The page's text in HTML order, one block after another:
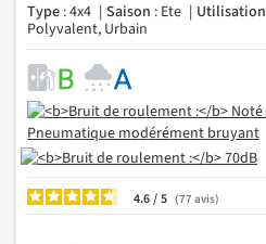
Type : 4x4 Saison : Ete Utilisation
Polyvalent, Urbain
4.6/ 77 avis